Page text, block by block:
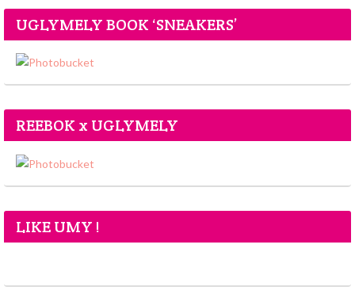
UGLYMELY BOOK ‘SNEAKERS’
REEBOK x UGLYMELY
LIKE UMY !